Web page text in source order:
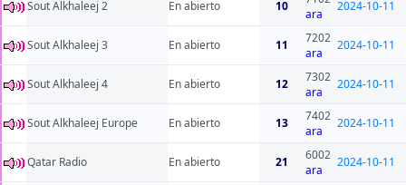
Sout Alkhaleej 2 En abierto 10
ara
2024-10-11
Sout Alkhaleej 3 En abierto 11
7202
ara
2024-10-11
Sout Alkhaleej 4 En abierto 12
7302
ara
2024-10-11
Sout Alkhaleej Europe En abierto 13
7402
ara
2024-10-11
Qatar Radio En abierto 21
6002
ara
2024-10-11